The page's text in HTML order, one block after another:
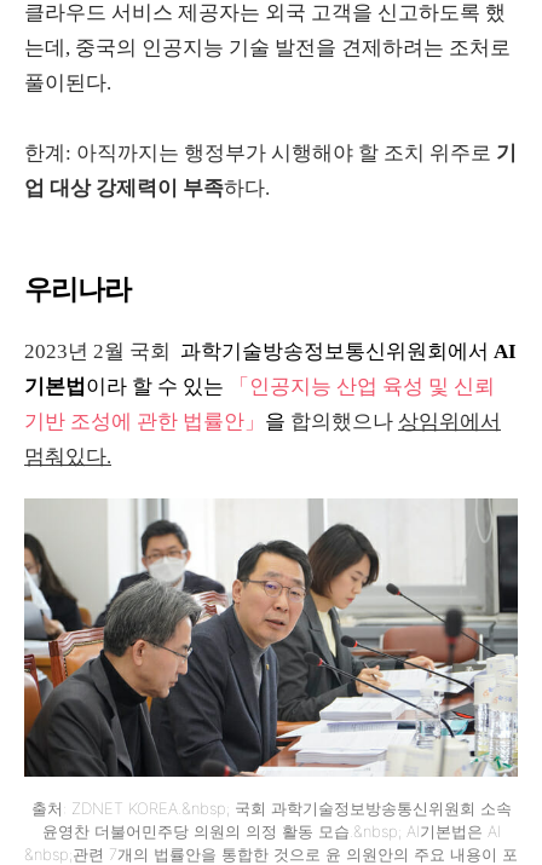
클라우드 서비스 제공자는 외국 고객을 신고하도록 했
는데, 중국의 인공지능 기술 발전을 견제하려는 조처로
풀이된다.
한계: 아직까지는 행정부가 시행해야 할 조치 위주로 기
업 대상 강제력이 부족하다.
우리나라
2023년 2월 국회 과학기술방송정보통신위원회에서 AI
기본법 이라 할 수 있는
「인공지능 산업 육성 및 신뢰
기반 조성에 관한 법률안」 을 합의했으나 상임위에서
멈춰있다.
출처: ZDNET KOREA.&nbsp; 국회 과학기술정보방송통신위원회 소속
윤영찬 더불어민주당 의원의 의정 활동 모습.&nbsp; AI기본법은 AI
&nbsp;관련 7개의 법률안을 통합한 것으로 윤 의원안의 주요 내용이 포